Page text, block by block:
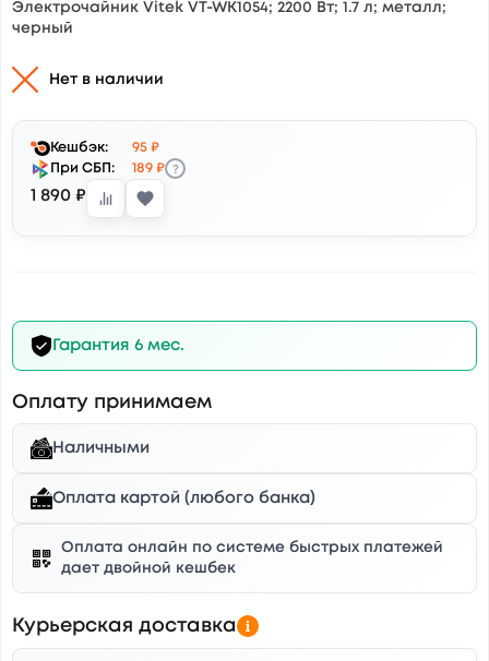
Электрочайник Vitek VT-WK1054; 2200 Вт; 1.7 л; металл;
черный
Нет в наличии
Кешбэк:
95 ₽
При СБП:
189 ₽ ?
1 890 ₽
Гарантия 6 мес.
Оплату принимаем
Наличными
Оплата картой (любого банка)
Оплата онлайн по системе быстрых платежей
дает двойной кешбек
Курьерская доставка